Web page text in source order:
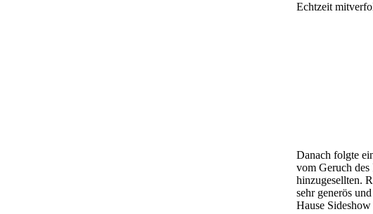
Echtzeit
Danach folgte
vom Geruch des
hinzugesellten.
sehr generös
Hause Sideshow